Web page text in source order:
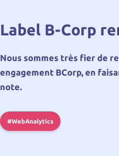
Label B-Corp
Nous sommes très fier de
engagement BCorp, en
note.
#WebAnalytics